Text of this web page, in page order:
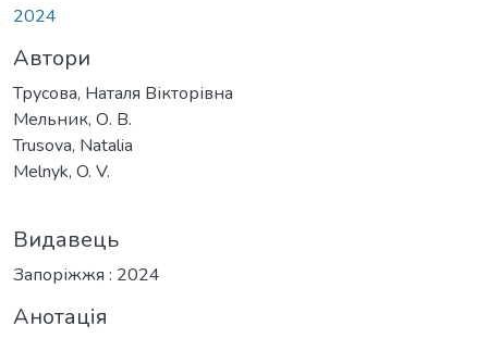
2024
Автори
Трусова, Наталя Вікторівна
Мельник, О. В.
Trusova, Natalia
Melnyk, O. V.
Видавець
Запоріжжя : 2024
Анотація